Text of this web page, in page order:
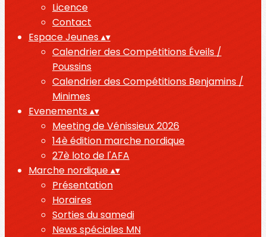
Licence
Contact
Espace Jeunes▴▾
Calendrier des Compétitions Éveils /
Poussins
Calendrier des Compétitions Benjamins /
Minimes
Evenements▴▾
Meeting de Vénissieux 2026
14è édition marche nordique
27è loto de l'AFA
Marche nordique▴▾
Présentation
Horaires
Sorties du samedi
News spéciales MN